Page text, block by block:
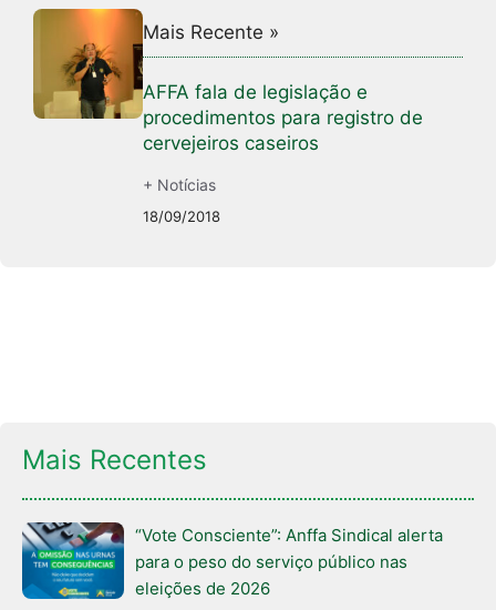
Mais Recente »
AFFA fala de legislação e
procedimentos para registro de
cervejeiros caseiros
+ Notícias
18/09/2018
Mais Recentes
“Vote Consciente”: Anffa Sindical alerta
para o peso do serviço público nas
eleições de 2026